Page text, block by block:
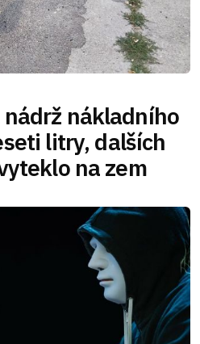
nákladního
litry, dalších
na zem